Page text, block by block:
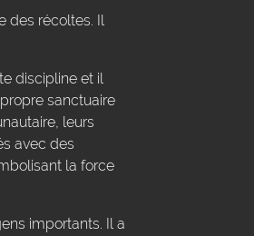
des récoltes. Il
discipline et il
sanctuaire
leurs
avec des
la force
importants. Il a